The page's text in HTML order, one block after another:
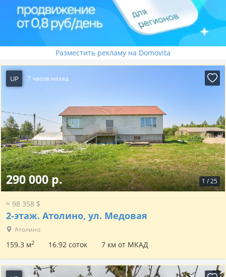
Разместить рекламу на Domovita
UP 7 часов назад
1 /25
290 000 р.
≈ 98 358 $
2-этаж. Атолино, ул. Медовая
Атолино
159.3 м2 16.92 соток 7 км от МКАД